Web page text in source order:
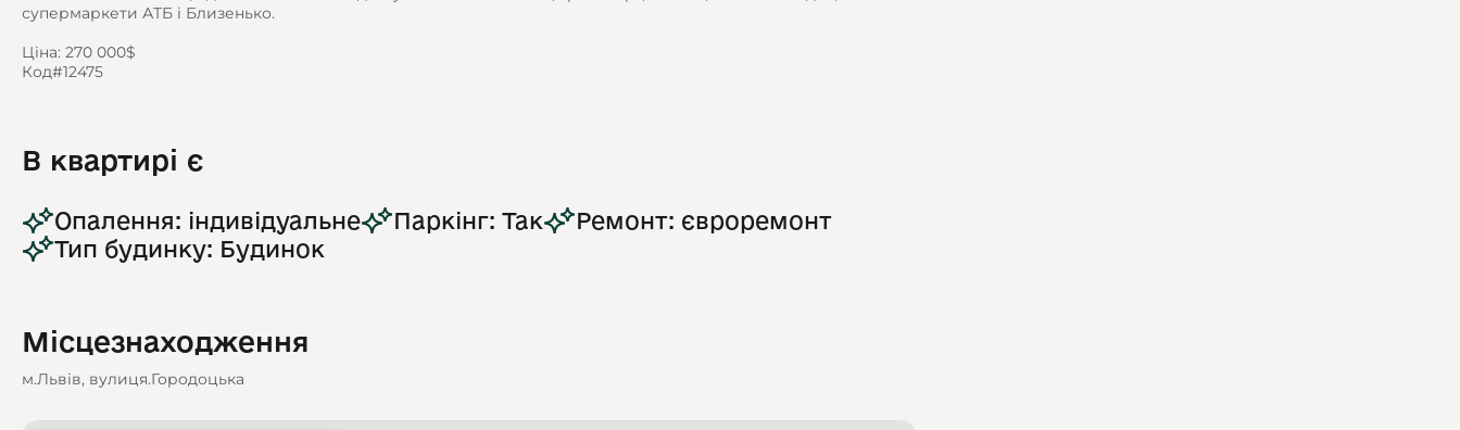
супермаркети АТБ і Близенько.
Ціна: 270 000$
Код#12475
В квартирі є
Опалення: індивідуальне Паркінг: Так
Ремонт: євроремонт
Тип будинку: Будинок
Місцезнаходження
м.Львів, вулиця.Городоцька